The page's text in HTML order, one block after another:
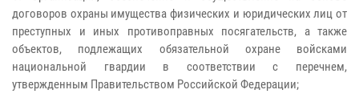
договоров охраны имущества физических и юридических лиц от
преступных и иных противоправных посягательств, а также
объектов, подлежащих обязательной охране войсками
национальной гвардии в соответствии с перечнем,
утвержденным Правительством Российской Федерации;